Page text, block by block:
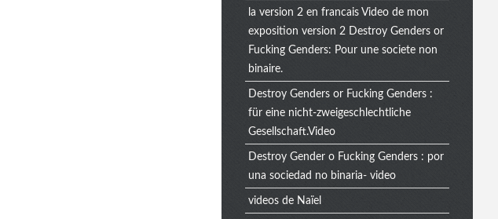
la version 2 en francais Video de mon
exposition version 2 Destroy Genders or
Fucking Genders: Pour une societe non
binaire.
Destroy Genders or Fucking Genders :
für eine nicht-zweigeschlechtliche
Gesellschaft.Video
Destroy Gender o Fucking Genders : por
una sociedad no binaria- video
videos de Naïel